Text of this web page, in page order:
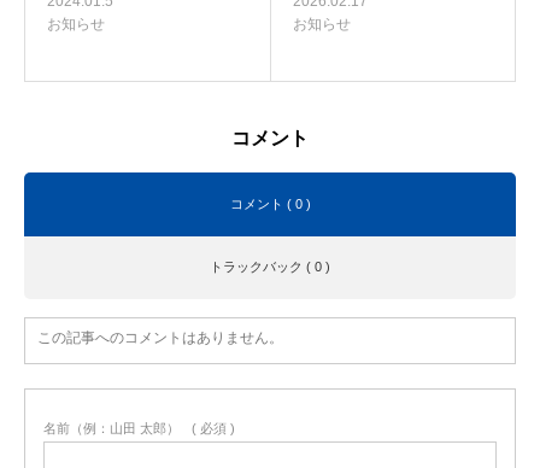
お知らせ
お知らせ
コメント
コメント ( 0 )
トラックバック ( 0 )
この記事へのコメントはありません。
名前（例：山田 太郎） ( 必須 )